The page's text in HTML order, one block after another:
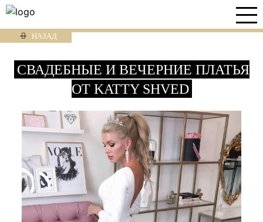
НАЗАД
СВАДЕБНЫЕ И ВЕЧЕРНИЕ ПЛАТЬЯ
ОТ KATTY SHVED